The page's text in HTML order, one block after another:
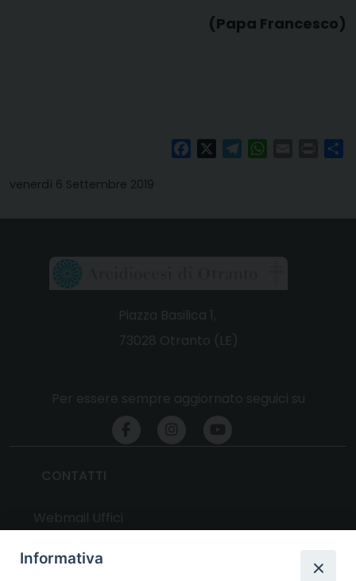
(Papa Francesco)
FacebookTelegramWhatsAppPrint
venerdì 6 Settembre 2019
Informativa